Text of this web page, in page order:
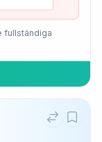
fullständiga